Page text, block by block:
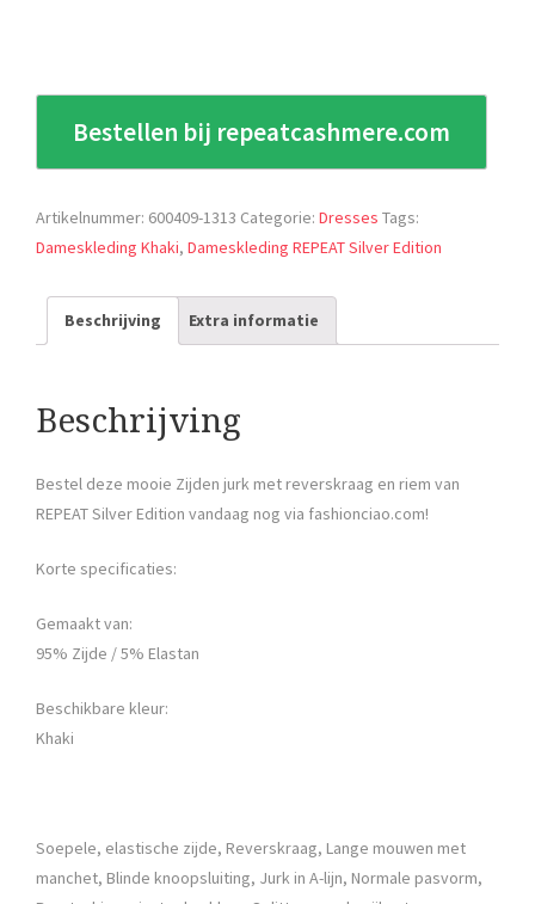
Bestellen bij repeatcashmere.com
Artikelnummer: 600409-1313 Categorie: Dresses Tags:
Dameskleding Khaki, Dameskleding REPEAT Silver Edition
Beschrijving Extra informatie
Beschrijving
Bestel deze mooie Zijden jurk met reverskraag en riem van
REPEAT Silver Edition vandaag nog via fashionciao.com!
Korte specificaties:
Gemaakt van:
95% Zijde / 5% Elastan
Beschikbare kleur:
Khaki
Soepele, elastische zijde, Reverskraag, Lange mouwen met
manchet, Blinde knoopsluiting, Jurk in A-lijn, Normale pasvorm,